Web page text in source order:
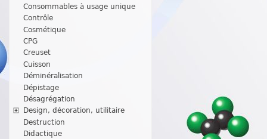
Consommables à usage unique
Contrôle
Cosmétique
CPG
Creuset
Cuisson
Déminéralisation
Dépistage
Désagrégation
Design, décoration, utilitaire
Destruction
Didactique